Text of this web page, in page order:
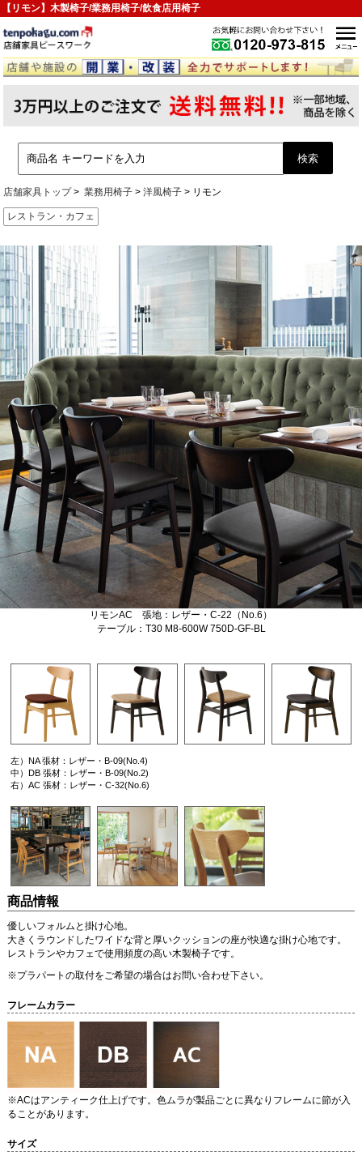
【リモン】木製椅子/業務用椅子/飲食店用椅子
店舗家具トップ 業務用椅子 洋風椅子 リモン
レストラン・カフェ
リモンAC 張地：レザー・C-22（No.6）
テーブル：T30 M8-600W 750D-GF-BL
左）NA 張材：レザー・B-09(No.4)
中）DB 張材：レザー・B-09(No.2)
右）AC 張材：レザー・C-32(No.6)
商品情報
優しいフォルムと掛け心地。
大きくラウンドしたワイドな背と厚いクッションの座が快適な掛け心地です。
レストランやカフェで使用頻度の高い木製椅子です。
※プラパートの取付をご希望の場合はお問い合わせ下さい。
フレームカラー
※ACはアンティーク仕上げです。色ムラが製品ごとに異なりフレームに節が入
ることがあります。
サイズ